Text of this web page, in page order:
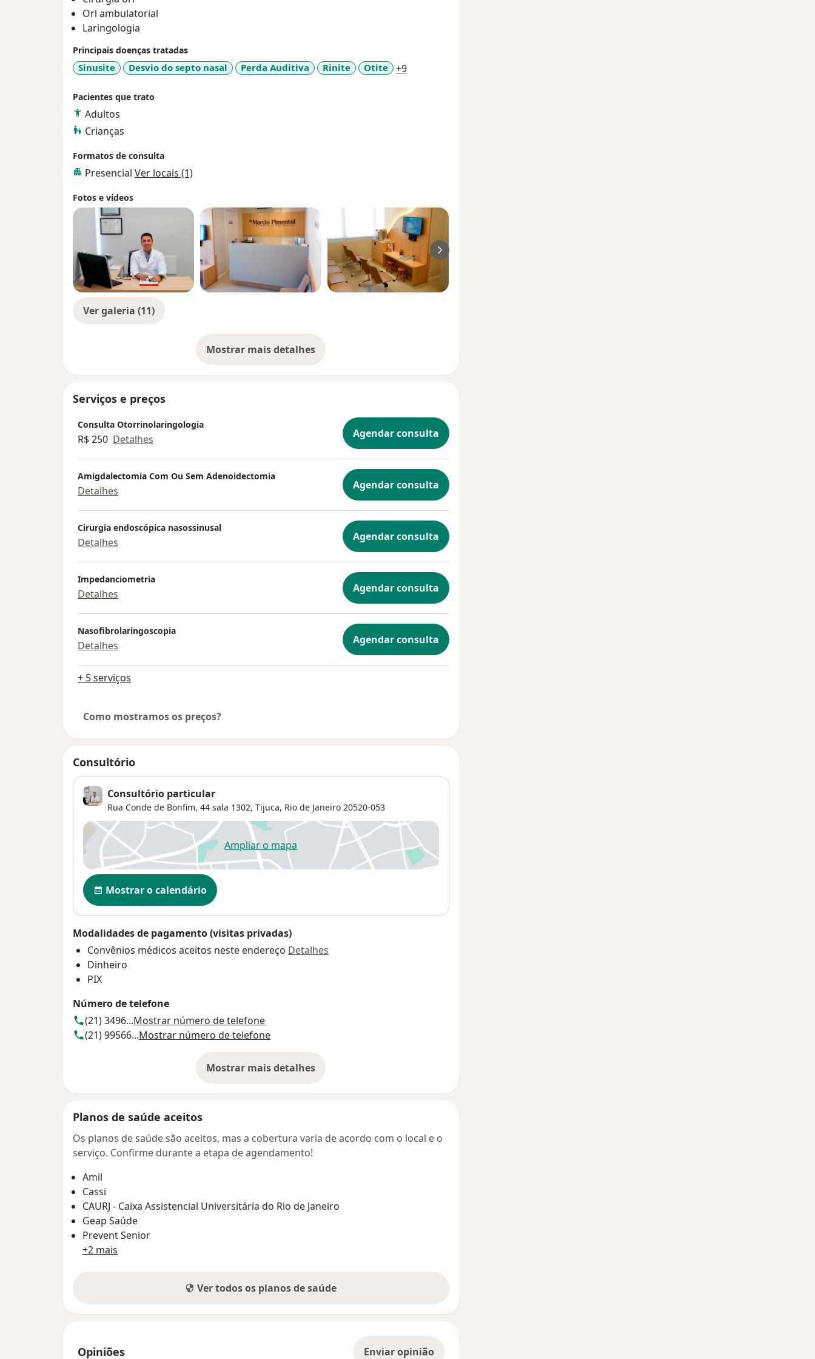
Orl ambulatorial
Laringologia
Principais doenças tratadas
Sinusite Desvio do septo nasal Perda Auditiva Rinite Otite +9a11y_sr_more_diseases
Pacientes que trato
Adultos
Crianças
Formatos de consulta
Presencial Ver locais (1)
Fotos e vídeos
Ver galeria (11)
Mostrar mais detalhes
sobre a experiência
Serviços e preços
Consulta Otorrinolaringologia
R$ 250 Detalhes Agendar consulta
Amigdalectomia Com Ou Sem Adenoidectomia
Detalhes Agendar consulta
Cirurgia endoscópica nasossinusal
Detalhes Agendar consulta
Impedanciometria
Detalhes Agendar consulta
Nasofibrolaringoscopia
Detalhes Agendar consulta
+ 5 serviços
Como mostramos os preços?
Consultório
Consultório particular
Rua Conde de Bonfim, 44 sala 1302, Tijuca, Rio de Janeiro 20520-053
Ampliar o mapaabre num novo separador
Disponibilidade
Mostrar o calendário
Modalidades de pagamento (visitas privadas)
Convênios médicos aceitos neste endereço Detalhes
Dinheiro
PIX
Número de telefone
(21) 3496...Mostrar número de telefone
(21) 99566...Mostrar número de telefone
Mostrar mais detalhes
sobre o endereço
Planos de saúde aceitos
Os planos de saúde são aceitos, mas a cobertura varia de acordo com o local e o
serviço. Confirme durante a etapa de agendamento!
Amil
Cassi
CAURJ - Caixa Assistencial Universitária do Rio de Janeiro
Geap Saúde
Prevent Senior
+2 mais
Ver todos os planos de saúde
Opiniões Enviar opinião